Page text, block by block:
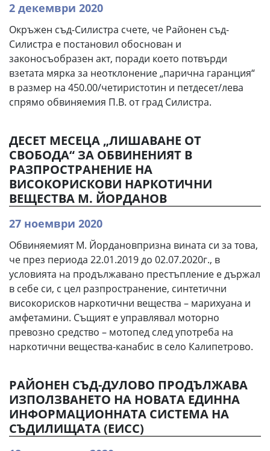
2 декември 2020
Окръжен съд-Силистра счете, че Районен съд-
Силистра е постановил обоснован и
законосъобразен акт, поради което потвърди
взетата мярка за неотклонение „парична гаранция“
в размер на 450.00/четиристотин и петдесет/лева
спрямо обвиняемия П.В. от град Силистра.
ДЕСЕТ МЕСЕЦА „ЛИШАВАНЕ ОТ
СВОБОДА“ ЗА ОБВИНЕНИЯТ В
РАЗПРОСТРАНЕНИЕ НА
ВИСОКОРИСКОВИ НАРКОТИЧНИ
ВЕЩЕСТВА М. ЙОРДАНОВ
27 ноември 2020
Обвиняемият М. Йордановпризна вината си за това,
че през периода 22.01.2019 до 02.07.2020г., в
условията на продължавано престъпление е държал
в себе си, с цел разпространение, синтетични
високорисков наркотични вещества – марихуана и
амфетамини. Същият е управлявал моторно
превозно средство – мотопед след употреба на
наркотични вещества-канабис в село Калипетрово.
РАЙОНЕН СЪД-ДУЛОВО ПРОДЪЛЖАВА
ИЗПОЛЗВАНЕТО НА НОВАТА ЕДИННА
ИНФОРМАЦИОННАТА СИСТЕМА НА
СЪДИЛИЩАТА (ЕИСС)